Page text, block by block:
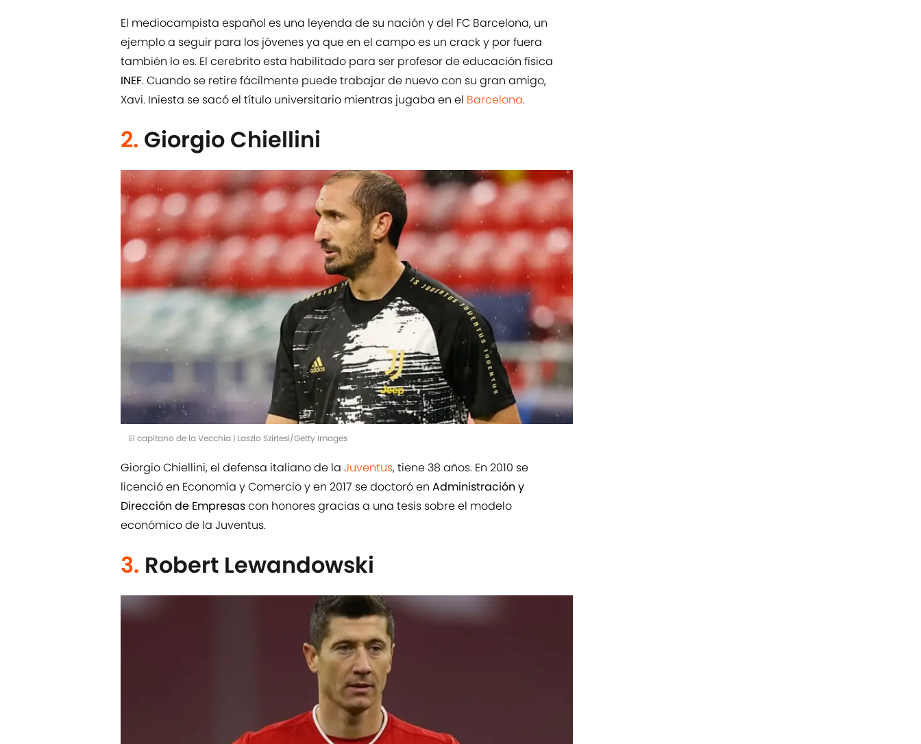
El mediocampista español es una leyenda de su nación y del FC Barcelona, un
ejemplo a seguir para los jóvenes ya que en el campo es un crack y por fuera
también lo es. El cerebrito esta habilitado para ser profesor de educación física
INEF. Cuando se retire fácilmente puede trabajar de nuevo con su gran amigo,
Xavi. Iniesta se sacó el título universitario mientras jugaba en el Barcelona.
2. Giorgio Chiellini
El capitano de la Vecchia | Laszlo Szirtesi/Getty Images
Giorgio Chiellini, el defensa italiano de la Juventus, tiene 38 años. En 2010 se
licenció en Economía y Comercio y en 2017 se doctoró en Administración y
Dirección de Empresascon honores gracias a una tesis sobre el modelo
económico de la Juventus.
3. Robert Lewandowski